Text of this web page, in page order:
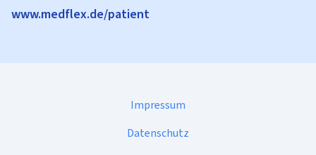
www.medflex.de/patient
Impressum
Datenschutz